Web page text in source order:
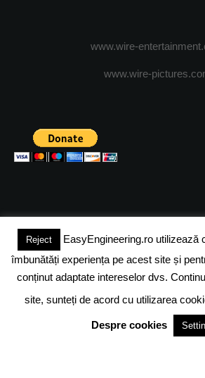
www.wire-
www.wire-
(c) 2024 - FineEngineeringMagazine. All
DESPRE NOI ADVERTISING JOBS
POLITICA DE CONFIDENTIALITATE
Reject
EasyEngineering.ro utilizează
îmbunătăți experiența pe acest site și
conținut adaptate intereselor dvs.
site, sunteți de acord cu utilizarea
Despre cookies